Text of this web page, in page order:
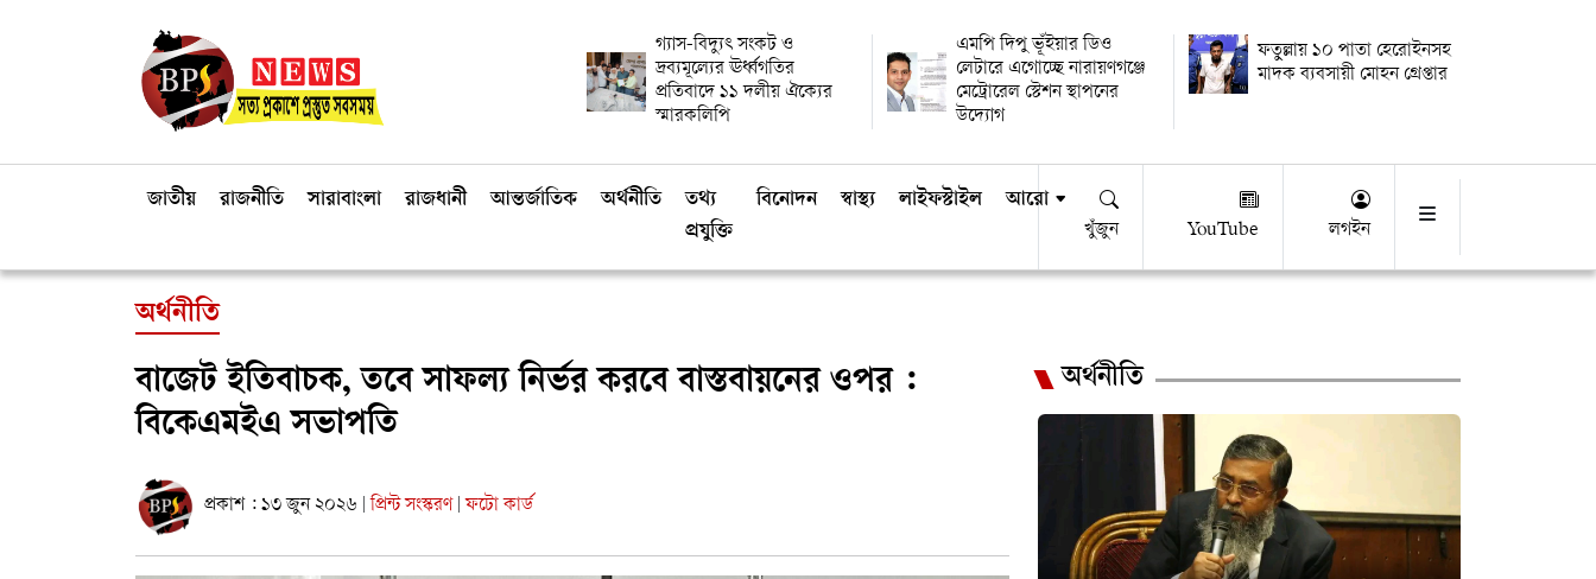
গ্যাস-বিদ্যুৎ সংকট ও
দ্রব্যমূল্যের ঊর্ধ্বগতির
প্রতিবাদে ১১ দলীয় ঐক্যের
স্মারকলিপি
এমপি দিপু ভূঁইয়ার ডিও
লেটারে এগোচ্ছে নারায়ণগঞ্জে
মেট্রোরেল স্টেশন স্থাপনের
উদ্যোগ
ফতুল্লায় ১০ পাতা হেরোইনসহ
মাদক ব্যবসায়ী মোহন গ্রেপ্তার
জাতীয় রাজনীতি সারাবাংলা রাজধানী আন্তর্জাতিক অর্থনীতি
তথ্য
প্রযুক্তি
বিনোদন স্বাস্থ্য লাইফস্টাইল আরো
খুঁজুন YouTube লগইন
অর্থনীতি
বাজেট ইতিবাচক, তবে সাফল্য নির্ভর করবে বাস্তবায়নের ওপর :
বিকেএমইএ সভাপতি
প্রকাশ : ১৩ জুন ২০২৬ প্রিন্ট সংস্করণ ফটো কার্ড
অর্থনীতি